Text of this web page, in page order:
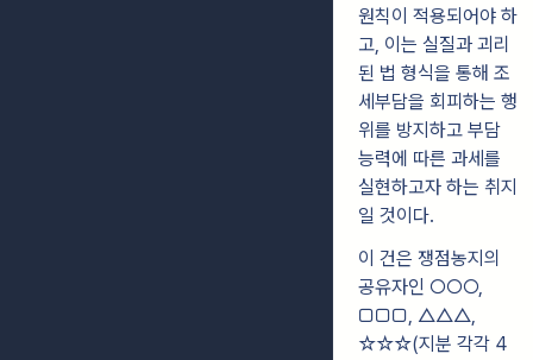
원칙이 적용되어야 하
고, 이는 실질과 괴리
된 법 형식을 통해 조
세부담을 회피하는 행
위를 방지하고 부담
능력에 따른 과세를
실현하고자 하는 취지
일 것이다.
이 건은 쟁점농지의
공유자인 ○○○,
□□□, △△△,
☆☆☆(지분 각각 4